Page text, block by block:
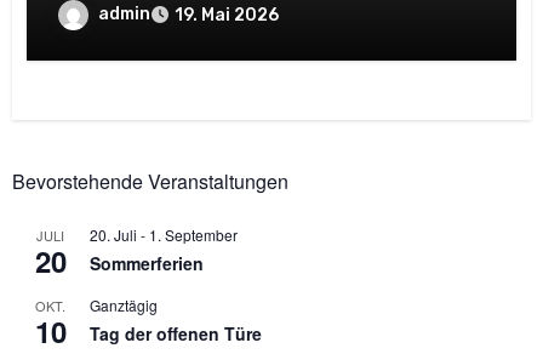
admin 19. Mai 2026
Bevorstehende Veranstaltungen
JULI
20
20. Juli - 1. September
Sommerferien
OKT.
10
Ganztägig
Tag der offenen Türe